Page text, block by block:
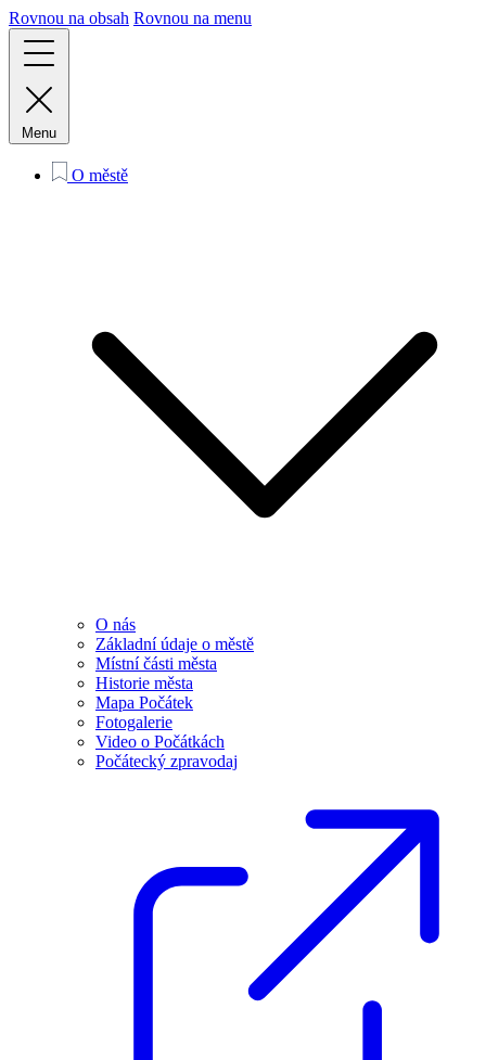
Rovnou na obsah Rovnou na menu
Menu
O městě
O nás
Základní údaje o městě
Místní části města
Historie města
Mapa Počátek
Fotogalerie
Video o Počátkách
Počátecký zpravodaj